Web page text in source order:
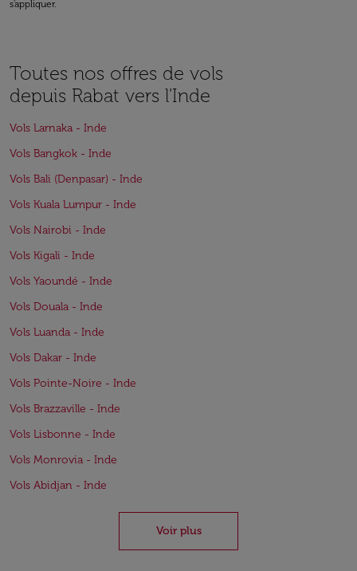
s'appliquer.
Toutes nos offres de vols
depuis Rabat vers l'Inde
Vols Larnaka - Inde
Vols Bangkok - Inde
Vols Bali (Denpasar) - Inde
Vols Kuala Lumpur - Inde
Vols Nairobi - Inde
Vols Kigali - Inde
Vols Yaoundé - Inde
Vols Douala - Inde
Vols Luanda - Inde
Vols Dakar - Inde
Vols Pointe-Noire - Inde
Vols Brazzaville - Inde
Vols Lisbonne - Inde
Vols Monrovia - Inde
Vols Abidjan - Inde
Voir plus